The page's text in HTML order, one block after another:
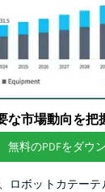
な市場動向を把
無料のPDFをダウ
ロボットカテー